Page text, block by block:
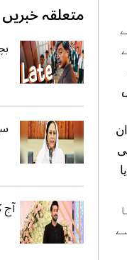
اس
متعلقہ خبریں